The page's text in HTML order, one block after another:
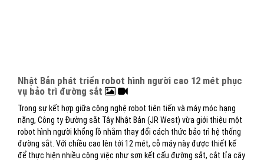
Nhật Bản phát triển robot hình người cao 12 mét phục
vụ bảo trì đường sắt
Trong sự kết hợp giữa công nghệ robot tiên tiến và máy móc hạng
nặng, Công ty Đường sắt Tây Nhật Bản (JR West) vừa giới thiệu một
robot hình người khổng lồ nhằm thay đổi cách thức bảo trì hệ thống
đường sắt. Với chiều cao lên tới 12 mét, cỗ máy này được thiết kế
để thực hiện nhiều công việc như sơn kết cấu đường sắt, cắt tỉa cây